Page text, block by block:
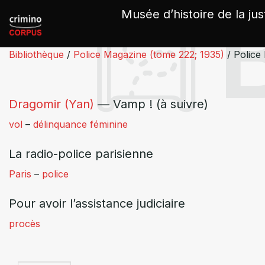
Musée d’histoire de la
Bibliothèque / Police Magazine (tome 222; 1935) / Police
Dragomir (Yan) — Vamp ! (à suivre)
vol – délinquance féminine
La radio-police parisienne
Paris – police
Pour avoir l’assistance judiciaire
procès
Panneau de gestion des cookies